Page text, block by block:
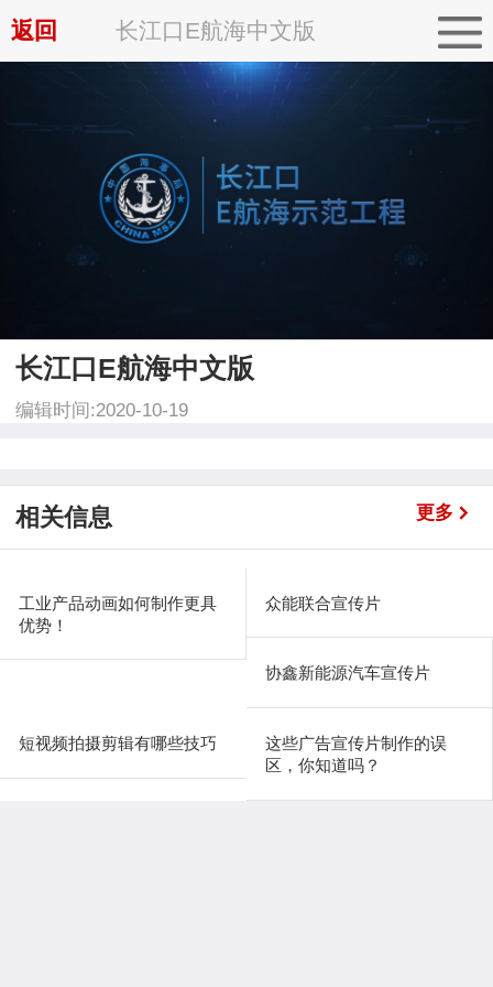
返回 长江口E航海中文版
长江口E航海中文版
编辑时间:2020-10-19
相关信息 更多
工业产品动画如何制作更具
优势！
众能联合宣传片
协鑫新能源汽车宣传片
短视频拍摄剪辑有哪些技巧
这些广告宣传片制作的误
区，你知道吗？